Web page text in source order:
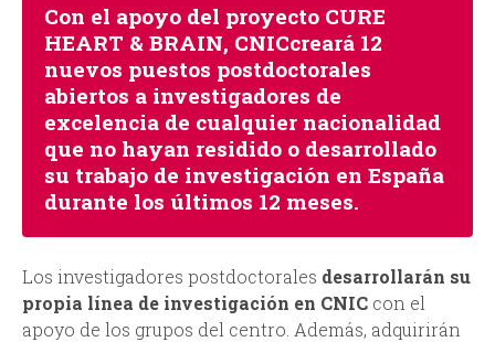
Con el apoyo del proyecto CURE
HEART & BRAIN, CNICcreará 12
nuevos puestos postdoctorales
abiertos a investigadores de
excelencia de cualquier nacionalidad
que no hayan residido o desarrollado
su trabajo de investigación en España
durante los últimos 12 meses.
Los investigadores postdoctorales desarrollarán su
propia línea de investigación en CNIC con el
apoyo de los grupos del centro. Además, adquirirán